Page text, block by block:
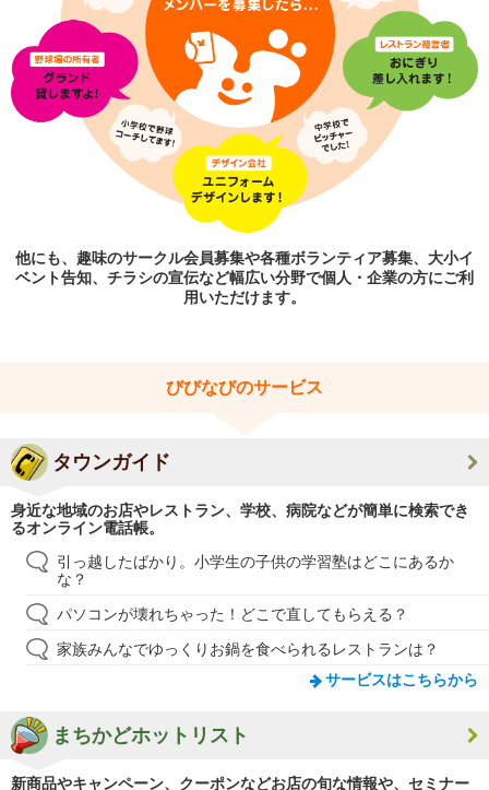
他にも、趣味のサークル会員募集や各種ボランティア募集、大小イ
ベント告知、チラシの宣伝など幅広い分野で個人・企業の方にご利
用いただけます。
びびなびのサービス
タウンガイド
身近な地域のお店やレストラン、学校、病院などが簡単に検索でき
るオンライン電話帳。
引っ越したばかり。小学生の子供の学習塾はどこにあるか
な？
パソコンが壊れちゃった！どこで直してもらえる？
家族みんなでゆっくりお鍋を食べられるレストランは？
サービスはこちらから
まちかどホットリスト
新商品やキャンペーン、クーポンなどお店の旬な情報や、セミナー